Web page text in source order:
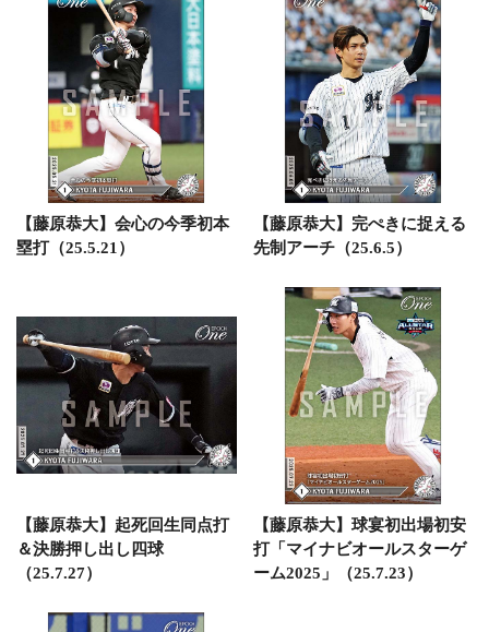
【藤原恭大】会心の今季初本
塁打（25.5.21）
【藤原恭大】完ぺきに捉える
先制アーチ（25.6.5）
【藤原恭大】起死回生同点打
＆決勝押し出し四球
（25.7.27）
【藤原恭大】球宴初出場初安
打「マイナビオールスターゲ
ーム2025」（25.7.23）